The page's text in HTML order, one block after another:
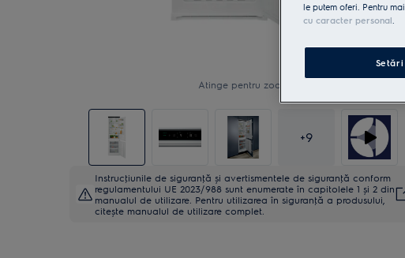
Atinge pentru zoom
+9
Instrucţiunile de siguranţă și avertismentele de siguranţă conform
regulamentului UE 2023/988 sunt enumerate în capitolele 1 și 2 din
manualul de utilizare. Pentru utilizarea în siguranţă a produsului,
citește manualul de utilizare complet.
le putem oferi. Pentru
cu caracter personal.